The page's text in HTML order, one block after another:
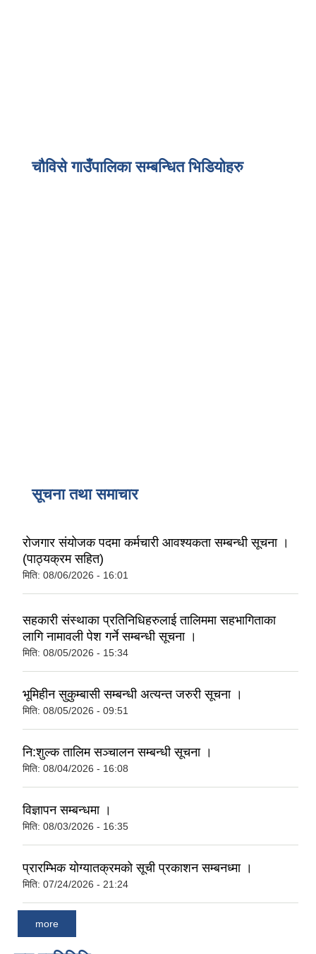
चौविसे गाउँपालिका सम्बन्धित भिडियोहरु
सूचना तथा समाचार
रोजगार संयोजक पदमा कर्मचारी आवश्यकता सम्बन्धी सूचना ।
(पाठ्यक्रम सहित)
मिति: 08/06/2026 - 16:01
सहकारी संस्थाका प्रतिनिधिहरुलाई तालिममा सहभागिताका
लागि नामावली पेश गर्ने सम्बन्धी सूचना ।
मिति: 08/05/2026 - 15:34
भूमिहीन सुकुम्बासी सम्बन्धी अत्यन्त जरुरी सूचना ।
मिति: 08/05/2026 - 09:51
नि:शुल्क तालिम सञ्चालन सम्बन्धी सूचना ।
मिति: 08/04/2026 - 16:08
विज्ञापन सम्बन्धमा ।
मिति: 08/03/2026 - 16:35
प्रारम्भिक योग्यातक्रमको सूची प्रकाशन सम्बनध्मा ।
मिति: 07/24/2026 - 21:24
more